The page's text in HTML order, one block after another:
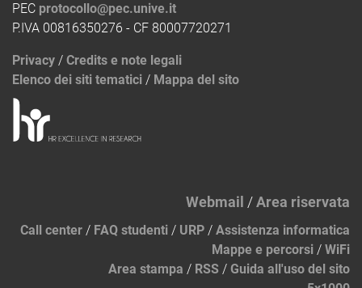
PEC protocollo@pec.unive.it
P.IVA 00816350276 - CF 80007720271
Privacy / Credits e note legali
Elenco dei siti tematici / Mappa del sito
Webmail /Area riservata
Call center / FAQ studenti / URP / Assistenza informatica
Mappe e percorsi / WiFi
Area stampa / RSS / Guida all'uso del sito